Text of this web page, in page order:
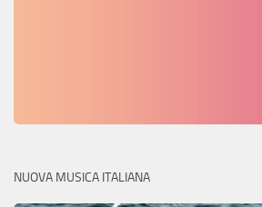
NUOVA MUSICA ITALIANA